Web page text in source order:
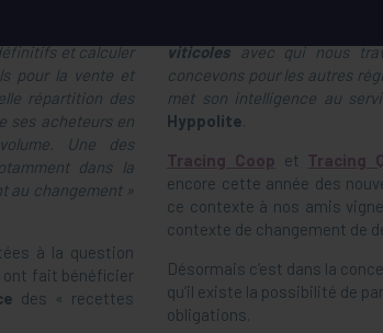
amont de la fin
et calculer
pour la vente et
répartition des
ses acheteurs en
Une des
dans la
au changement »
à la question
ont fait bénéficier
des « recettes
viticolesavec qui nous
concevons pour les autres
met son intelligence au
Hyppolite
Tracing Coop et Tracing
encore cette année des
ce contexte à nos amis
contexte de changement de
Désormais c’est dans la
qu’il existe la possibilité de
obligations.